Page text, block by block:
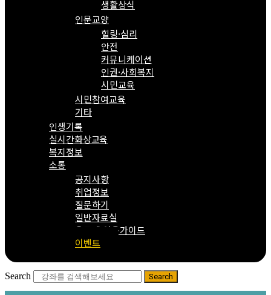
생활상식
인문교양
힐링·심리
안전
커뮤니케이션
인권·사회복지
시민교육
시민참여교육
기타
인생기록
실시간화상교육
복지정보
소통
공지사항
취업정보
질문하기
일반자료실
온도계 이용가이드
이벤트
Search Search